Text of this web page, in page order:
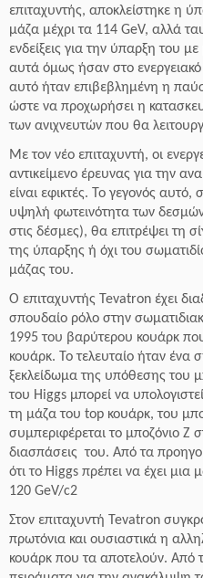
επιταχυντής, αποκλείστηκε η
μάζα μέχρι τα 114 GeV, αλλά
ενδείξεις για την ύπαρξη του
αυτά όμως ήσαν στο ενεργειακό
αυτό ήταν επιβεβλημένη η
ώστε να προχωρήσει η
των ανιχνευτών που θα
Με τον νέο επιταχυντή, οι
αντικείμενο έρευνας για την
είναι εφικτές. Το γεγονός
υψηλή φωτεινότητα των
στις δέσμες), θα επιτρέψει τη
της ύπαρξης ή όχι του
μάζας του.
Ο επιταχυντής Tevatron έχει
σπουδαίο ρόλο στην
1995 του βαρύτερου κουάρκ
κουάρκ. Το τελευταίο ήταν ένα
ξεκλείδωμα της υπόθεσης του
του Higgs μπορεί να
τη μάζα του top κουάρκ, του
συμπεριφέρεται το μποζόνιο Ζ
διασπάσεις του. Από τα
ότι το Higgs πρέπει να έχει μια
120 GeV/c2
Στον επιταχυντή Tevatron
πρωτόνια και ουσιαστικά η
κουάρκ που τα αποτελούν. Από